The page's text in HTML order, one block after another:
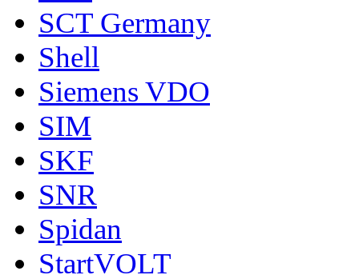
SCT Germany
Shell
Siemens VDO
SIM
SKF
SNR
Spidan
StartVOLT